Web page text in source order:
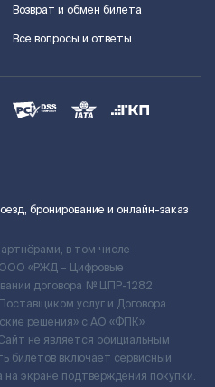
Возврат и обмен билета
Все вопросы и ответы
бронирование и онлайн-заказ
в том числе
ООО «РЖД – Цифровые
договора № ЦПР-1282
услуг и Договора
решения» c АО «ФПК»
не является официальным
билетов включает сервисный
экране подтверждения покупки.